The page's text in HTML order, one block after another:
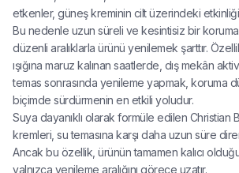
etkenler, güneş kreminin cilt üzerindeki
Bu nedenle uzun süreli ve kesintisiz bir
düzenli aralıklarla ürünü yenilemek şarttır.
ışığına maruz kalınan saatlerde, dış mekân
temas sonrasında yenileme yapmak, koruma
biçimde sürdürmenin en etkili yoludur.
Suya dayanıklı olarak formüle edilen Christian
kremleri, su temasına karşı daha uzun süre
Ancak bu özellik, ürünün tamamen kalıcı
yalnızca yenileme aralığını görece uzatır.